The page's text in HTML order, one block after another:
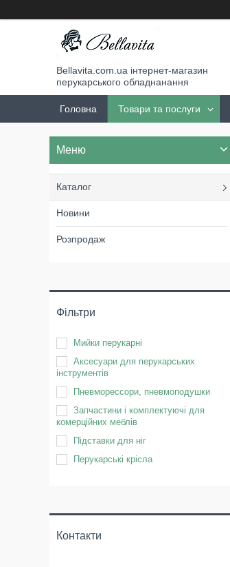
Bellavita.com.ua інтернет-магазин
перукарського обладнанання
Головна Товари та послуги
Каталог
Новини
Розпродаж
Фільтри
Мийки перукарні
Аксесуари для перукарських
інструментів
Пневморессори, пневмоподушки
Запчастини і комплектуючі для
комерційних меблів
Підставки для ніг
Перукарські крісла
Контакти